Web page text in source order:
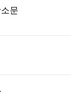
문